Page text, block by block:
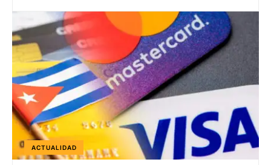
ACTUALIDAD